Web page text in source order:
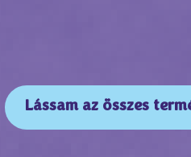
Lássam az összes